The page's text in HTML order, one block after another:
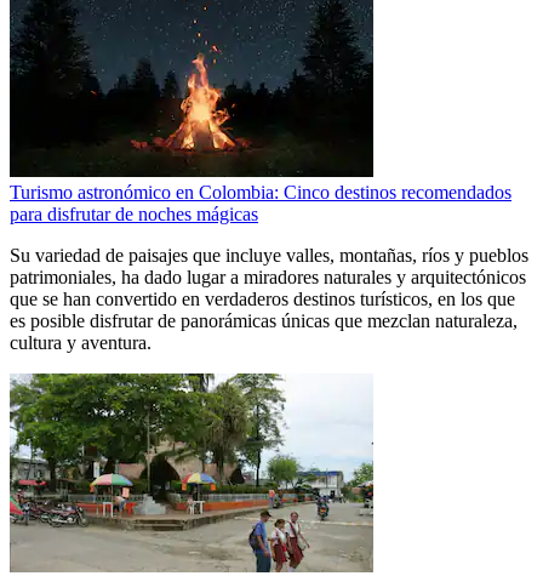
Turismo astronómico en Colombia: Cinco destinos recomendados
para disfrutar de noches mágicas
Su variedad de paisajes que incluye valles, montañas, ríos y pueblos
patrimoniales, ha dado lugar a miradores naturales y arquitectónicos
que se han convertido en verdaderos destinos turísticos, en los que
es posible disfrutar de panorámicas únicas que mezclan naturaleza,
cultura y aventura.